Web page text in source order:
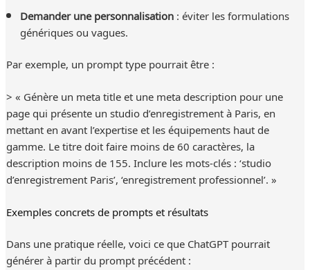
Demander une personnalisation: éviter les formulations
génériques ou vagues.
Par exemple, un prompt type pourrait être :
> « Génère un meta title et une meta description pour une
page qui présente un studio d’enregistrement à Paris, en
mettant en avant l’expertise et les équipements haut de
gamme. Le titre doit faire moins de 60 caractères, la
description moins de 155. Inclure les mots-clés : ‘studio
d’enregistrement Paris’, ‘enregistrement professionnel’. »
Exemples concrets de prompts et résultats
Dans une pratique réelle, voici ce que ChatGPT pourrait
générer à partir du prompt précédent :